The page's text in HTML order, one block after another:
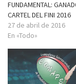
FUNDAMENTAL:
CARTEL DEL FINI 2016
27 de abril de 2016
En «Todo»